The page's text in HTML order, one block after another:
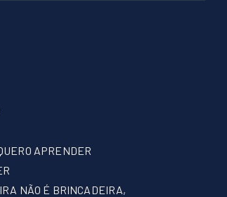
APRENDER
NÃO É BRINCADEIRA,